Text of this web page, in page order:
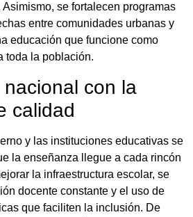
se fortalecen programas
entre comunidades urbanas y
educación que funcione como
toda la población.
con la
calidad
y las instituciones educativas se
la enseñanza llegue a cada rincón
la infraestructura escolar, se
docente constante y el uso de
que faciliten la inclusión. De